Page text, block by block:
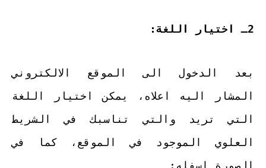
2ـ اختيار اللغة:
بعد الدخول الى الموقع الالكتروني
المشار اليه اعلاه، يمكن اختيار اللغة
التي تريد والتي تناسبك في الشريط
العلوي الموجود في الموقع، كما في
الصورة اسفله: